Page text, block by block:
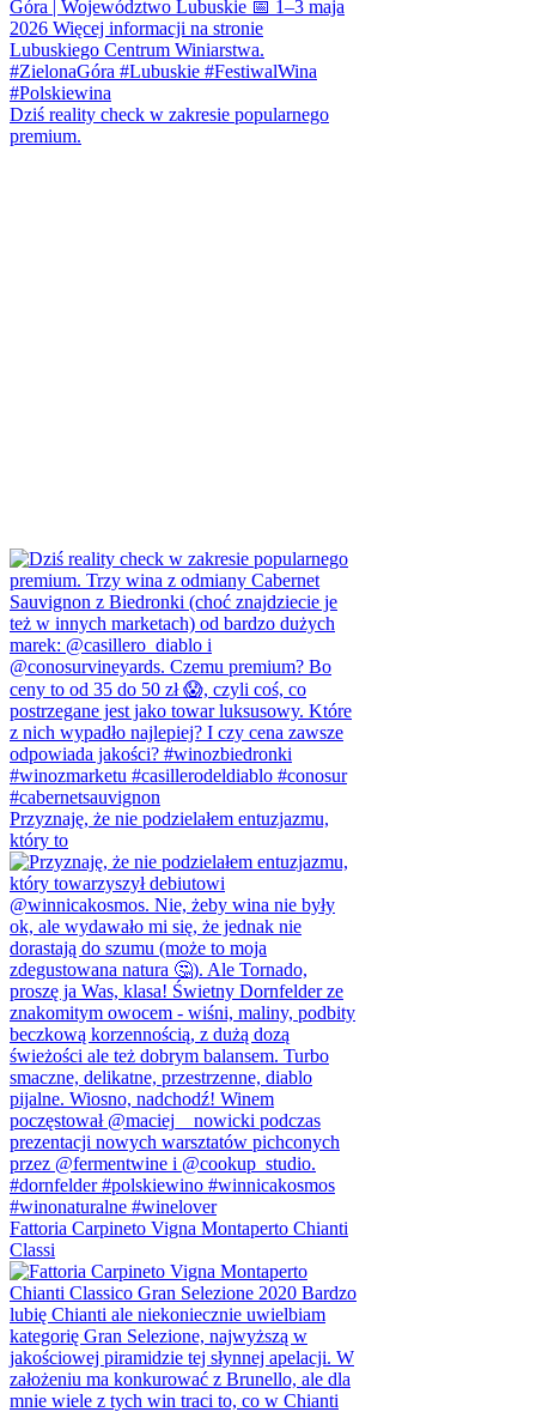
Dziś reality check w zakresie popularnego
premium.
Przyznaję, że nie podzielałem entuzjazmu,
który to
Fattoria Carpineto Vigna Montaperto Chianti
Classi